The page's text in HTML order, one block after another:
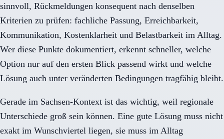
sinnvoll, Rückmeldungen konsequent nach denselben
Kriterien zu prüfen: fachliche Passung, Erreichbarkeit,
Kommunikation, Kostenklarheit und Belastbarkeit im Alltag.
Wer diese Punkte dokumentiert, erkennt schneller, welche
Option nur auf den ersten Blick passend wirkt und welche
Lösung auch unter veränderten Bedingungen tragfähig bleibt.
Gerade im Sachsen-Kontext ist das wichtig, weil regionale
Unterschiede groß sein können. Eine gute Lösung muss nicht
exakt im Wunschviertel liegen, sie muss im Alltag